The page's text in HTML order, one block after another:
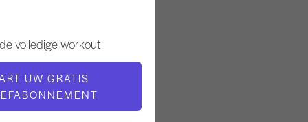
volledige workout
UW GRATIS
Shari Berkowitz
VIDEOTIJD